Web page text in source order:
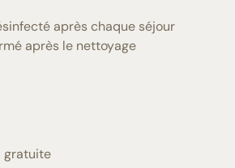
après chaque séjour
après le nettoyage
gratuite